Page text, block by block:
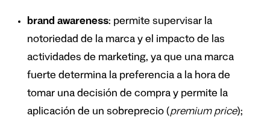
brand awareness: permite supervisar la
notoriedad de la marca y el impacto de las
actividades de marketing, ya que una marca
fuerte determina la preferencia a la hora de
tomar una decisión de compra y permite la
aplicación de un sobreprecio (premium price);